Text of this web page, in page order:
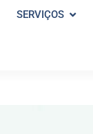
SERVIÇOS